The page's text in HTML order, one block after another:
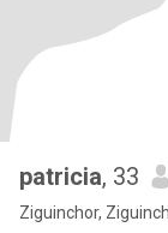
patricia, 33
Ziguinchor,